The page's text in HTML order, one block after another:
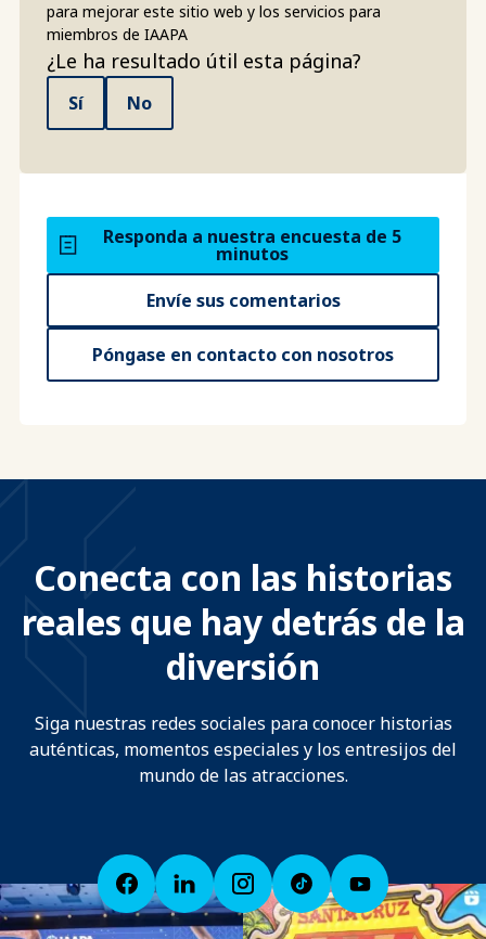
para mejorar este sitio web y los servicios para
miembros de IAAPA
¿Le ha resultado útil esta página?
Sí No
Responda a nuestra encuesta de 5
minutos
Envíe sus comentarios
Póngase en contacto con nosotros
Conecta con las historias
reales que hay detrás de la
diversión
Siga nuestras redes sociales para conocer historias
auténticas, momentos especiales y los entresijos del
mundo de las atracciones.